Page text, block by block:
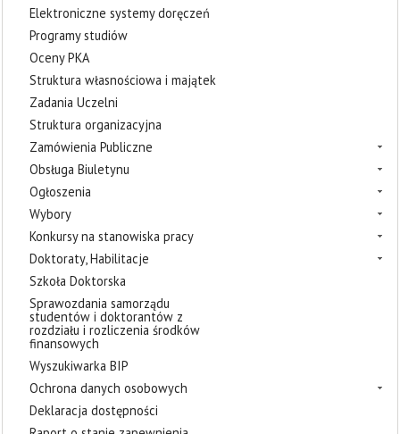
Elektroniczne systemy doręczeń
Programy studiów
Oceny PKA
Struktura własnościowa i majątek
Zadania Uczelni
Struktura organizacyjna
Zamówienia Publiczne
Obsługa Biuletynu
Ogłoszenia
Wybory
Konkursy na stanowiska pracy
Doktoraty, Habilitacje
Szkoła Doktorska
Sprawozdania samorządu
studentów i doktorantów z
rozdziału i rozliczenia środków
finansowych
Wyszukiwarka BIP
Ochrona danych osobowych
Deklaracja dostępności